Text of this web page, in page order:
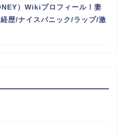
）Wikiプロフィール！妻
歴/ナイスパニック/ラップ/激